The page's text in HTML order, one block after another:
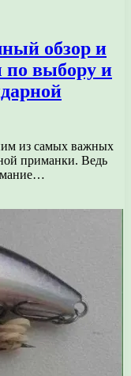
обзор и
по выбору и
из самых важных
приманки. Ведь